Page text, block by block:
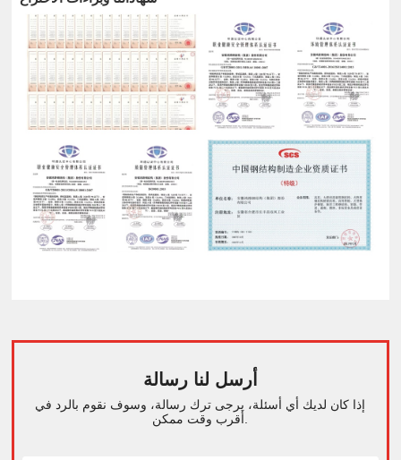
أرسل لنا رسالة
إذا كان لديك أي أسئلة، يرجى ترك رسالة، وسوف نقوم بالرد في